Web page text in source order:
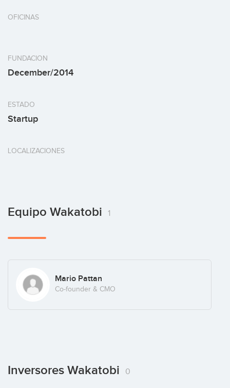
OFICINAS
FUNDACION
December/2014
ESTADO
Startup
LOCALIZACIONES
Equipo Wakatobi 1
Mario Pattan
Co-founder & CMO
Inversores Wakatobi 0